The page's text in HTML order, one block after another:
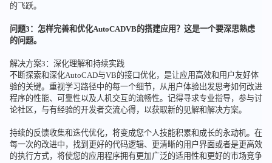
的飞跃。
问题3：怎样完善和优化AutoCADVB的搭建应用？这是一个要深思熟虑
的问题。
解决方案3：深化理解和持续实践
不断探索和深化AutoCAD与VB的接口优化，是让应用高效和用户友好体
验的关键。重视学习路径中的每一个细节，从用户体验出发思考如何改进
程序的性能、可靠性以及人机交互的流畅性。记得寻求专业指导，参与讨
论社区，与有经验的开发者交流心得，以获取新的见解和解决方案。
持续的反馈收集和迭代优化，将变成您个人技能积累和成长的永动机。在
每一次的改进中，找到更好的代码逻辑、更清晰的用户界面或者是更高效
的执行方式，将使您的应用程序拥有更加广泛的适用性和更好的市场竞争